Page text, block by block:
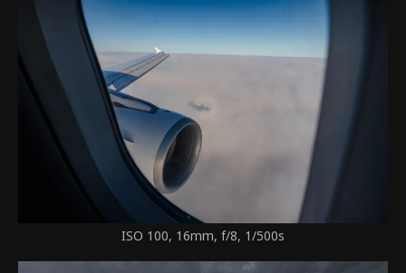
ISO 100, 16mm, f/8, 1/500s